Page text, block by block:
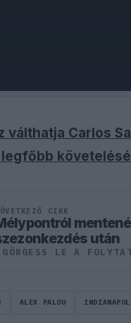
válthatja Carlos
CIKK
után
GÖRGESS LE A
ALEX PALOU